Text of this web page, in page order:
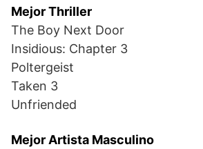
Mejor Thriller
The Boy Next Door
Insidious: Chapter 3
Poltergeist
Taken 3
Unfriended
Mejor Artista Masculino